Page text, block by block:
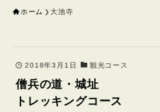
ホーム 大池寺
2018年3月1日 観光コース
僧兵の道・城址
トレッキングコース